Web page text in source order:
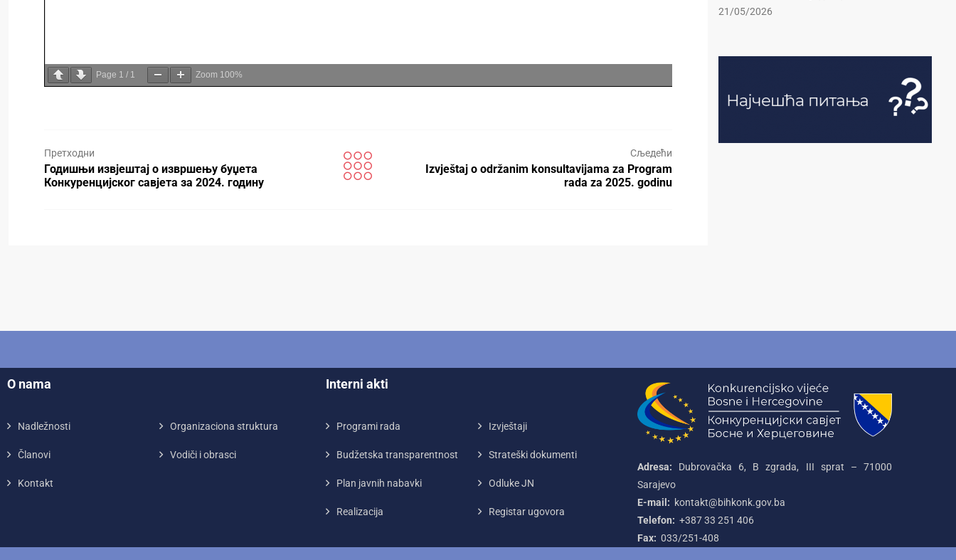
Page 1 / 1 Zoom 100%
Претходни
Годишњи извјештај о извршењу буџета
Конкуренцијског савјета за 2024. годину
Сљедећи
Izvještaj o održanim konsultavijama za Program
rada za 2025. godinu
21/05/2026
O nama
Nadležnosti Organizaciona struktura
Članovi Vodiči i obrasci
Kontakt
Interni akti
Programi rada Izvještaji
Budžetska transparentnost Strateški dokumenti
Plan javnih nabavki Odluke JN
Realizacija Registar ugovora
Adresa: Dubrovačka 6, B zgrada, III sprat – 71000‌
Sarajevo
E-mail: kontakt@bihkonk.gov.ba
Telefon: +387‌ 33‌ 251‌ 406
Fax: 033/251-408